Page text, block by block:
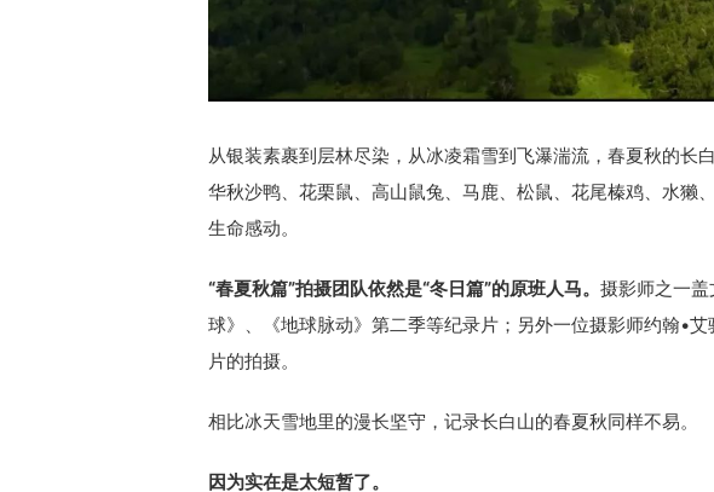
从银装素裹到层林尽染，从冰凌霜雪到飞瀑湍流，春夏秋的长
华秋沙鸭、花栗鼠、高山鼠兔、马鹿、松鼠、花尾榛鸡、水獭
生命感动。
“春夏秋篇”拍摄团队依然是“冬日篇”的原班人马。 摄影师之一
球》、《地球脉动》第二季等纪录片；另外一位摄影师约翰•
片的拍摄。
相比冰天雪地里的漫长坚守，记录长白山的春夏秋同样不易。
因为实在是太短暂了。